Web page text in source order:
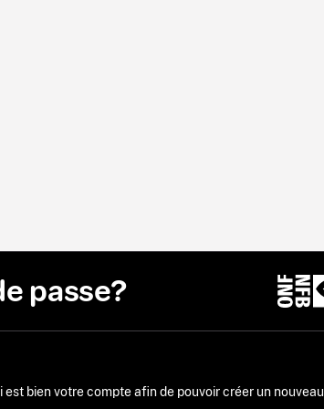
passe?
bien votre compte afin de pouvoir créer un nouveau